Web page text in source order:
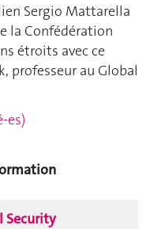
Sergio Mattarella
la Confédération
étroits avec ce
professeur au Global
es)
Security